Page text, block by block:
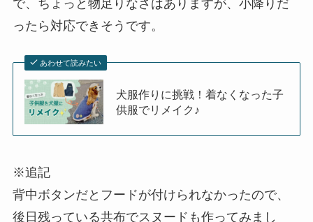
で、ちょっと物足りなさはありますが、小降りだ
ったら対応できそうです。
あわせて読みたい
犬服作りに挑戦！着なくなった子
供服でリメイク♪
※追記
背中ボタンだとフードが付けられなかったので、
後日残っている共布でスヌードも作ってみまし